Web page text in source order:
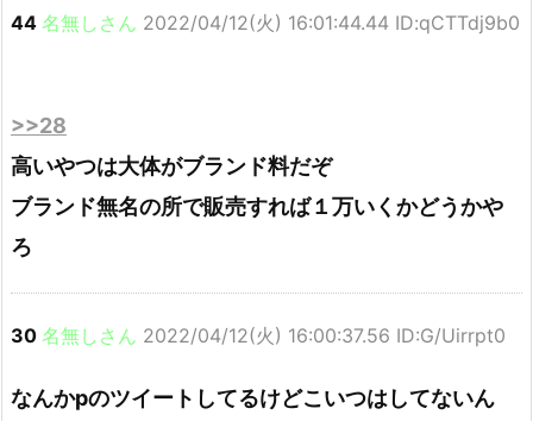
44 名無しさん 2022/04/12(火) 16:01:44.44 ID:qCTTdj9b0
>>28
高いやつは大体がブランド料だぞ
ブランド無名の所で販売すれば１万いくかどうかや
ろ
30 名無しさん 2022/04/12(火) 16:00:37.56 ID:G/Uirrpt0
なんかpのツイートしてるけどこいつはしてないん